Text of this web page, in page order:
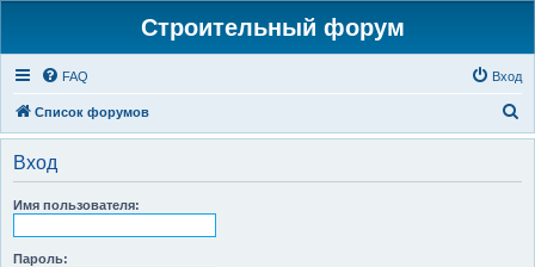
Строительный форум
FAQ Вход
Список форумов
о
Вход
Имя пользователя:
Пароль: